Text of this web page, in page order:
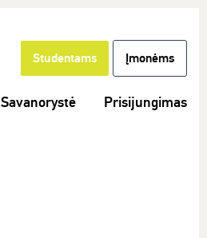
Studentams Įmonėms
Savanorystė Prisijungimas